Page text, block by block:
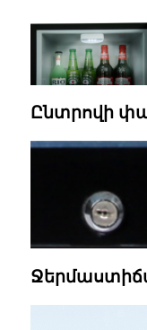
Ընտրովի